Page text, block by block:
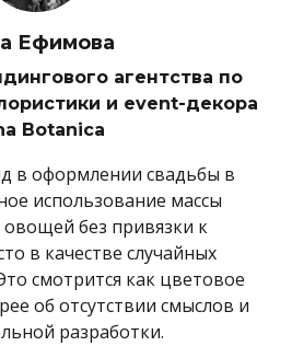
Ефимова
агентства по
и event-декора
Botanica
в оформлении свадьбы в
использование массы
овощей без привязки к
в качестве случайных
смотрится как цветовое
об отсутствии смыслов и
разработки.